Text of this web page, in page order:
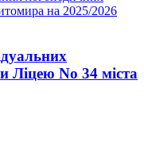
Ліцею No 34 міста